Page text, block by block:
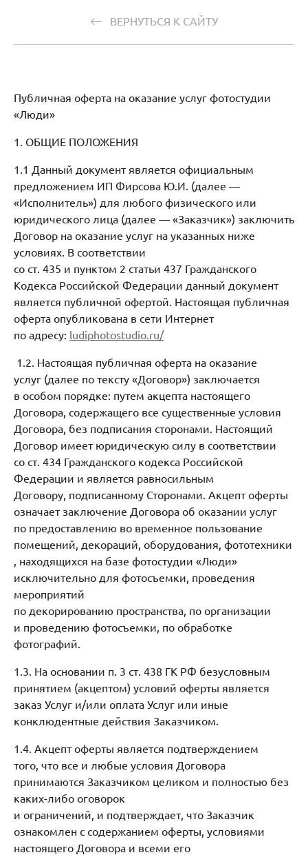
ВЕРНУТЬСЯ К САЙТУ
Публичная оферта на оказание услуг фотостудии
«Люди»
1. ОБЩИЕ ПОЛОЖЕНИЯ
1.1 Данный документ является официальным
предложением ИП Фирсова Ю.И. (далее —
«Исполнитель») для любого физического или
юридического лица (далее — «Заказчик») заключить
Договор на оказание услуг на указанных ниже
условиях. В соответствии
со ст. 435 и пунктом 2 статьи 437 Гражданского
Кодекса Российской Федерации данный документ
является публичной офертой. Настоящая публичная
оферта опубликована в сети Интернет
по адресу: ludiphotostudio.ru/
1.2. Настоящая публичная оферта на оказание
услуг (далее по тексту «Договор») заключается
в особом порядке: путем акцепта настоящего
Договора, содержащего все существенные условия
Договора, без подписания сторонами. Настоящий
Договор имеет юридическую силу в соответствии
со ст. 434 Гражданского кодекса Российской
Федерации и является равносильным
Договору, подписанному Сторонами. Акцепт оферты
означает заключение Договора об оказании услуг
по предоставлению во временное пользование
помещений, декораций, оборудования, фототехники
, находящихся на базе фотостудии «Люди»
исключительно для фотосъемки, проведения
мероприятий
по декорированию пространства, по организации
и проведению фотосъемки, по обработке
фотографий.
1.3. На основании п. 3 ст. 438 ГК РФ безусловным
принятием (акцептом) условий оферты является
заказ Услуг и/или оплата Услуг или иные
конклюдентные действия Заказчиком.
1.4. Акцепт оферты является подтверждением
того, что все и любые условия Договора
принимаются Заказчиком целиком и полностью без
каких-либо оговорок
и ограничений, и подтверждает, что Заказчик
ознакомлен с содержанием оферты, условиями
настоящего Договора и всеми его